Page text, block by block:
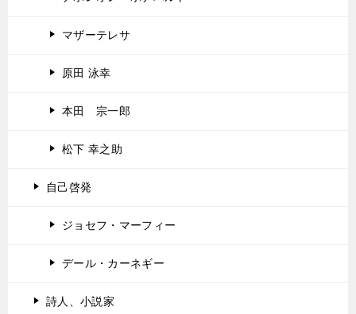
マザーテレサ
原田 泳幸
本田 宗一郎
松下 幸之助
自己啓発
ジョセフ・マーフィー
デール・カーネギー
詩人、小説家